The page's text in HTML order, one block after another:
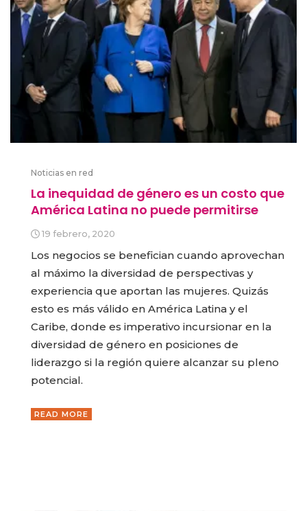
Noticias en red
La inequidad de género es un costo que
América Latina no puede permitirse
19 febrero, 2020
Los negocios se benefician cuando aprovechan
al máximo la diversidad de perspectivas y
experiencia que aportan las mujeres. Quizás
esto es más válido en América Latina y el
Caribe, donde es imperativo incursionar en la
diversidad de género en posiciones de
liderazgo si la región quiere alcanzar su pleno
potencial.
READ MORE